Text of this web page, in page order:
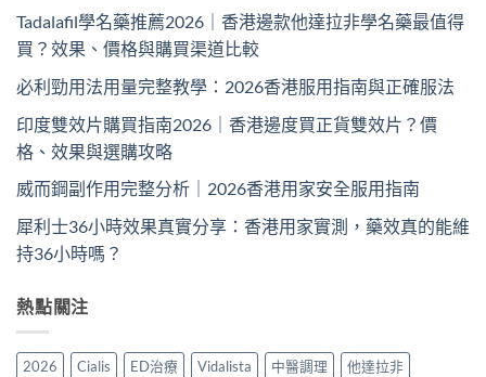
Tadalafil學名藥推薦2026｜香港邊款他達拉非學名藥最值得
買？效果、價格與購買渠道比較
必利勁用法用量完整教學：2026香港服用指南與正確服法
印度雙效片購買指南2026｜香港邊度買正貨雙效片？價
格、效果與選購攻略
威而鋼副作用完整分析｜2026香港用家安全服用指南
犀利士36小時效果真實分享：香港用家實測，藥效真的能維
持36小時嗎？
熱點關注
2026 Cialis ED治療 Vidalista 中醫調理
他達拉非